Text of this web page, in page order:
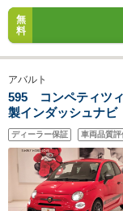
無
料
アバルト
595 コンペティツ
製インダッシュナ
ボキャリパー サベ
ト リアパークセン
ディーラー保証 車両品質評